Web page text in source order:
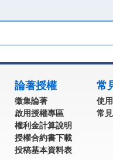
論著授權
徵集論著
啟用授權專區
權利金計算說明
授權合約書下載
投稿基本資料表
常
使
常